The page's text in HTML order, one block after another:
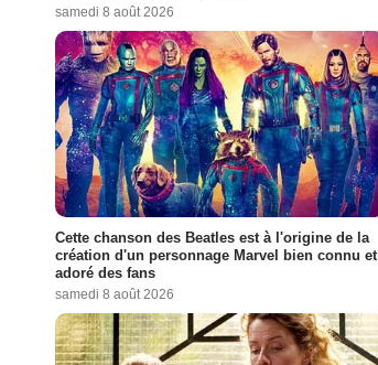
samedi 8 août 2026
Cette chanson des Beatles est à l'origine de la
création d'un personnage Marvel bien connu et
adoré des fans
samedi 8 août 2026